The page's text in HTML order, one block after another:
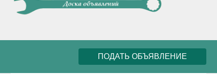
ПОДАТЬ ОБЪЯВЛЕНИЕ